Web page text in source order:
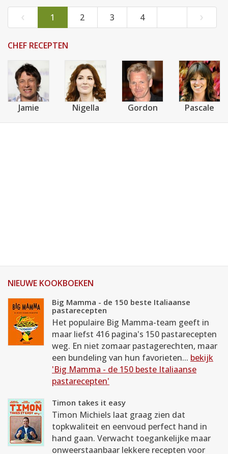
‹ 1 2 3 4 ›
CHEF RECEPTEN
Jamie Nigella Gordon Pascale
NIEUWE KOOKBOEKEN
Big Mamma - de 150 beste Italiaanse
pastarecepten
Het populaire Big Mamma-team geeft in
maar liefst 416 pagina's 150 pastarecepten
weg. En niet zomaar pastagerechten, maar
een bundeling van hun favorieten... bekijk
'Big Mamma - de 150 beste Italiaanse
pastarecepten'
Timon takes it easy
Timon Michiels laat graag zien dat
topkwaliteit en eenvoud perfect hand in
hand gaan. Verwacht toegankelijke maar
onweerstaanbaar lekkere recepten voor